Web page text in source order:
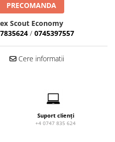
PRECOMANDA
Scout Economy
/ 0745397557
Cere informatii
Suport clienți
+4 0747 835 624